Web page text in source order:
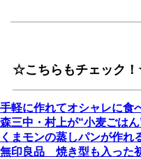
☆こちらもチェック
手軽に作れてオシャレに食
森三中・村上が“小麦ごは
くまモンの蒸しパンが作れ
無印良品 焼き型も入った